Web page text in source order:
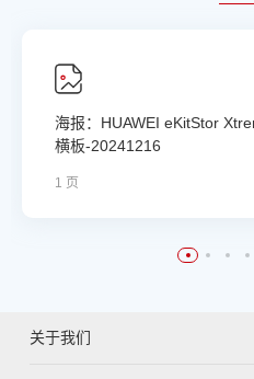
海报：HUAWEI eKitStor
横板-20241216
1 页
关于我们